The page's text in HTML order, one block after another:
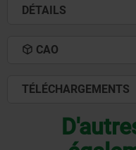
DÉTAILS
CAO
TÉLÉCHARGEMENTS